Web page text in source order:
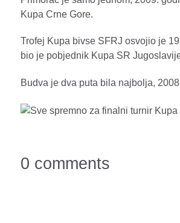
Kupa Crne Gore.
Trofej Kupa bivse SFRJ osvojio je
bio je pobjednik Kupa SR
Budva je dva puta bila najbolja,
0 comments